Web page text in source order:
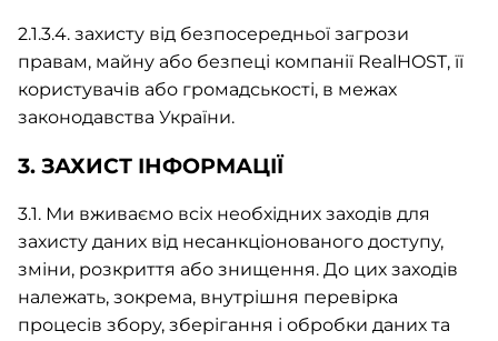
2.1.3.4. захисту від безпосередньої загрози
правам, майну або безпеці компанії RealHOST, її
користувачів або громадськості, в межах
законодавства України.
3. ЗАХИСТ ІНФОРМАЦІЇ
3.1. Ми вживаємо всіх необхідних заходів для
захисту даних від несанкціонованого доступу,
зміни, розкриття або знищення. До цих заходів
належать, зокрема, внутрішня перевірка
процесів збору, зберігання і обробки даних та